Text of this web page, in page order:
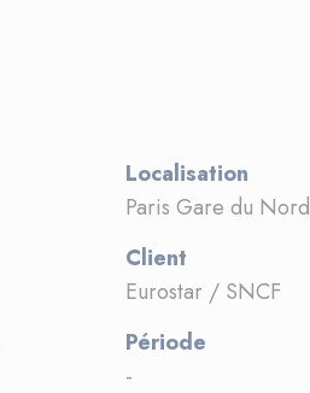
Localisation
Paris Gare du Nord
Client
Eurostar / SNCF
Période
-